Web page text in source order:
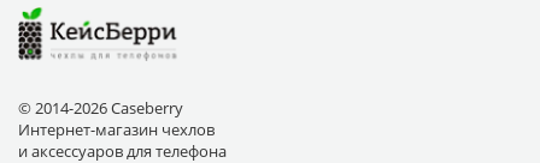
© 2014-2026 Caseberry
Интернет-магазин чехлов
и аксессуаров для телефона